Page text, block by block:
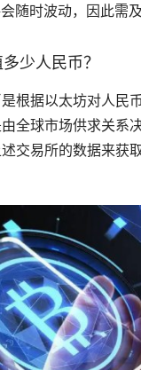
随时波动，因此需及
少人民币？
根据以太坊对人民
全球市场供求关系
交易所的数据来获